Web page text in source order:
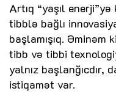
Artıq “yaşıl
tibblə bağlı
başlamışıq. Əminəm
tibb və tibbi
yalnız başlanğıcdır,
istiqamət var.